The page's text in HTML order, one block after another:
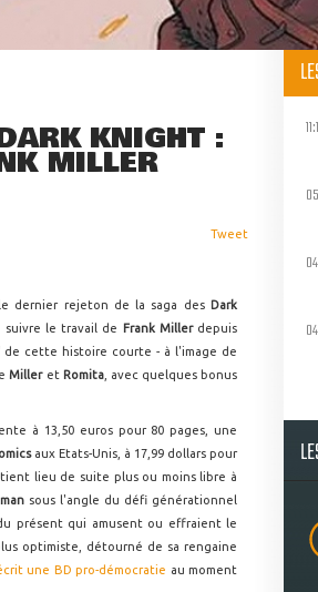
KNIGHT :
MILLER
Tweet
dernier rejeton de la saga des Dark
suivre le travail de Frank Millerdepuis
cette histoire courte - à l'image de
Milleret Romita, avec quelques bonus
à 13,50 euros pour 80 pages, une
aux Etats-Unis, à 17,99 dollars pour
tient lieu de suite plus ou moins libre à
sous l'angle du défi générationnel
présent qui amusent ou effraient le
optimiste, détourné de sa rengaine
une BD pro-démocratie au moment